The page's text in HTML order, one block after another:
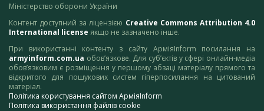
Міністерство оборони України
Контент доступний за ліцензією Creative Commons Attribution 4.0
International license якщо не зазначено інше.
При використанні контенту з сайту АрміяInform посилання на
armyinform.com.ua обов’язкове. Для суб’єктів у сфері онлайн-медіа
обов’язковим є розміщення у першому абзаці матеріалу прямого та
відкритого для пошукових систем гіперпосилання на цитований
матеріал.
Політика користування сайтом АрміяInform
Політика використання файлів cookie